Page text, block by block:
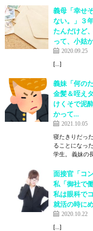
義母「幸せ
ない。」３
たんだけど
って、小姑
2020.09.25
[…]
義妹「何の
金髪＆咥え
けくそで泥
かって…
2021.10.05
寝たきりだっ
ることになっ
学生。 義妹の
面接官「コ
私「御社で
私は眼科で
就活の時に
2020.10.22
[…]